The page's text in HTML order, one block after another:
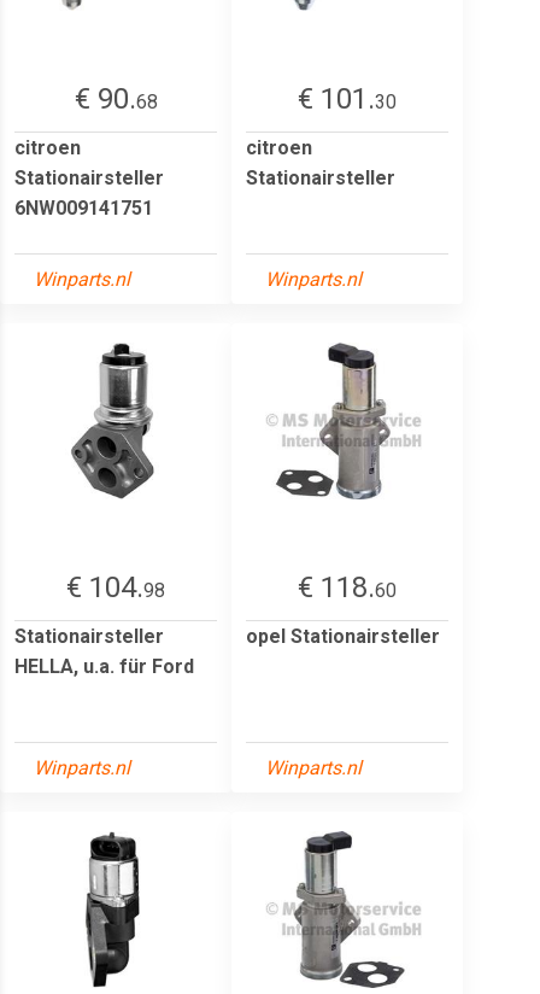
€ 90.68
citroen
Stationairsteller
6NW009141751
Winparts.nl
€ 101.30
citroen
Stationairsteller
Winparts.nl
€ 104.98
Stationairsteller
HELLA, u.a. für Ford
Winparts.nl
€ 118.60
opel Stationairsteller
Winparts.nl